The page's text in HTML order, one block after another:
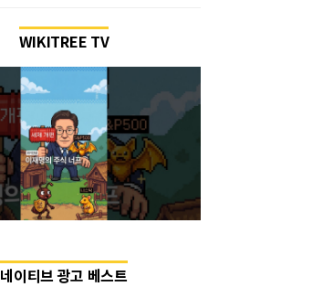
WIKITREE TV
네이티브 광고 베스트